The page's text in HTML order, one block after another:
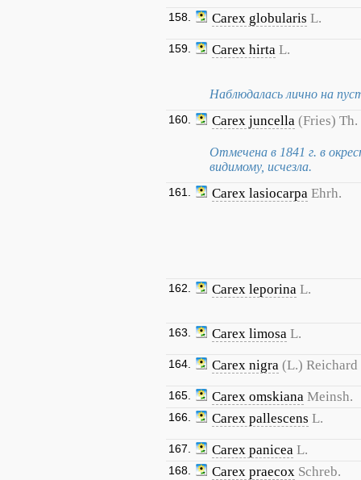
158. Carex globularis L.
159. Carex hirta L.
Наблюдалась лично на
160. Carex juncella (Fries) Th.
Отмечена в 1841 г. в
видимому, исчезла.
161. Carex lasiocarpa Ehrh.
162. Carex leporina L.
163. Carex limosa L.
164. Carex nigra (L.) Reichard
165. Carex omskiana Meinsh.
166. Carex pallescens L.
167. Carex panicea L.
168. Carex praecox Schreb.